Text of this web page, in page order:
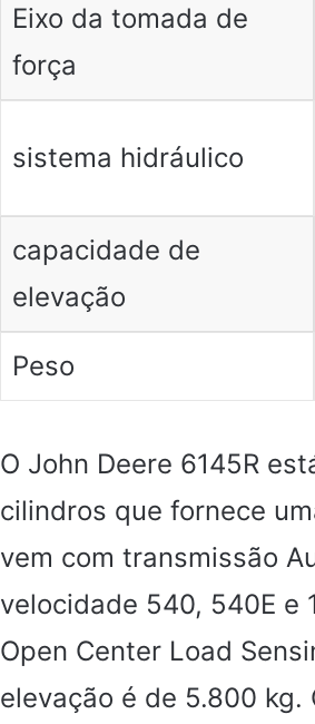
Eixo da tomada de
força
sistema hidráulico
capacidade de
elevação
Peso
O John Deere 6145R
cilindros que fornece
vem com transmissão
velocidade 540, 540E e
Open Center Load
elevação é de 5.800